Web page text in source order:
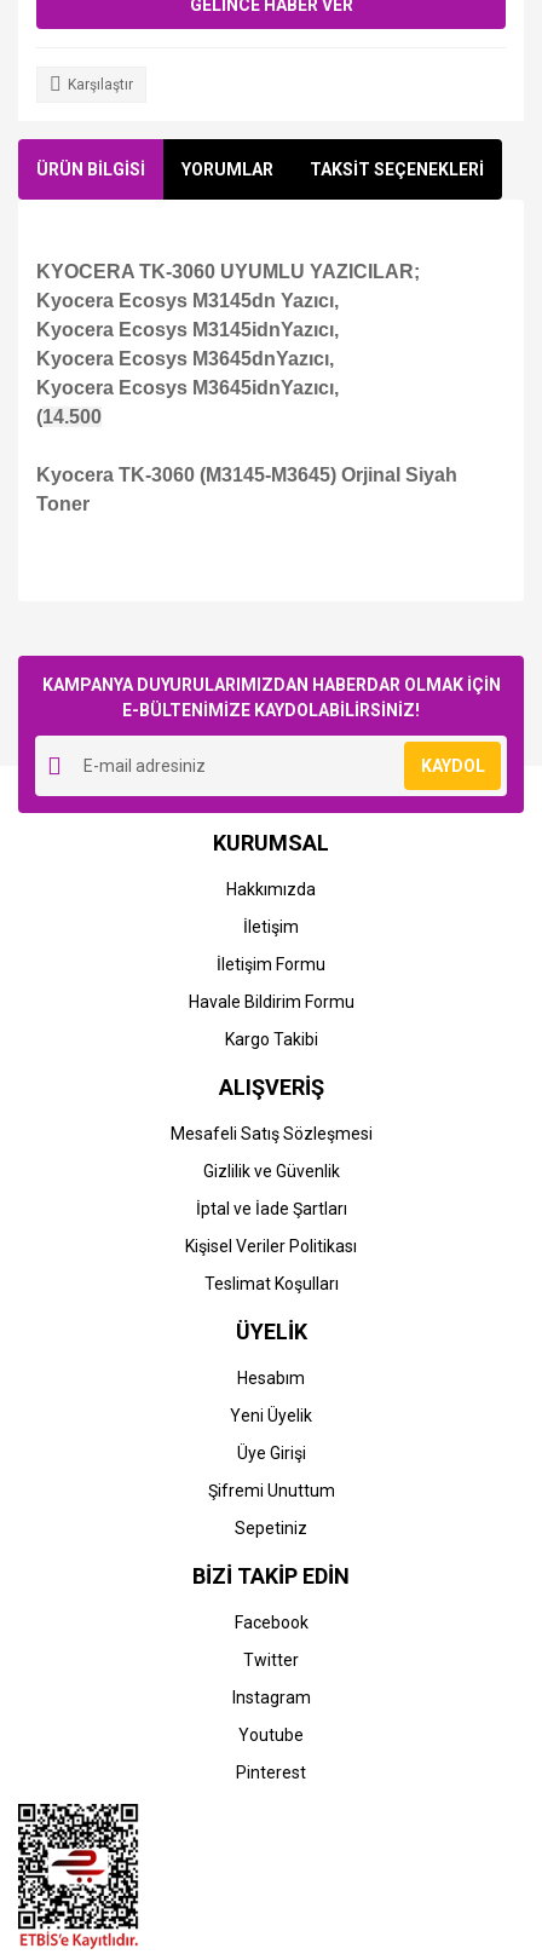
GELİNCE HABER VER
Karşılaştır
ÜRÜN BİLGİSİ YORUMLAR TAKSİT SEÇENEKLERİ
KYOCERA TK-3060 UYUMLU YAZICILAR;
Kyocera Ecosys M3145dn Yazıcı,
Kyocera Ecosys M3145idnYazıcı,
Kyocera Ecosys M3645dnYazıcı,
Kyocera Ecosys M3645idnYazıcı,
(14.500
Kyocera TK-3060 (M3145-M3645) Orjinal Siyah
Toner
KAMPANYA DUYURULARIMIZDAN HABERDAR OLMAK İÇİN
E-BÜLTENİMİZE KAYDOLABİLİRSİNİZ!
KAYDOL
KURUMSAL
Hakkımızda
İletişim
İletişim Formu
Havale Bildirim Formu
Kargo Takibi
ALIŞVERİŞ
Mesafeli Satış Sözleşmesi
Gizlilik ve Güvenlik
İptal ve İade Şartları
Kişisel Veriler Politikası
Teslimat Koşulları
ÜYELİK
Hesabım
Yeni Üyelik
Üye Girişi
Şifremi Unuttum
Sepetiniz
BİZİ TAKİP EDİN
Facebook
Twitter
Instagram
Youtube
Pinterest